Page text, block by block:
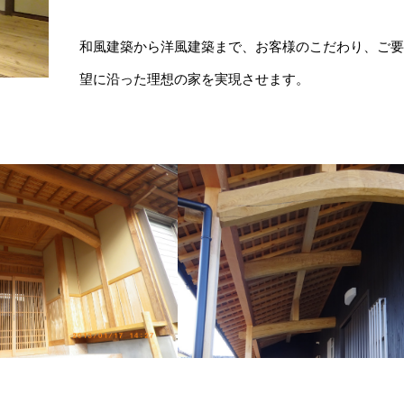
和風建築から洋風建築まで、お客様のこだわり、ご要
望に沿った理想の家を実現させます。